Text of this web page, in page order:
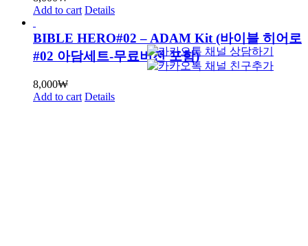
Add to cart Details
BIBLE HERO#02 – ADAM Kit (바이블 히어로
#02 아담세트-무료버전 포함)
8,000₩
Add to cart Details